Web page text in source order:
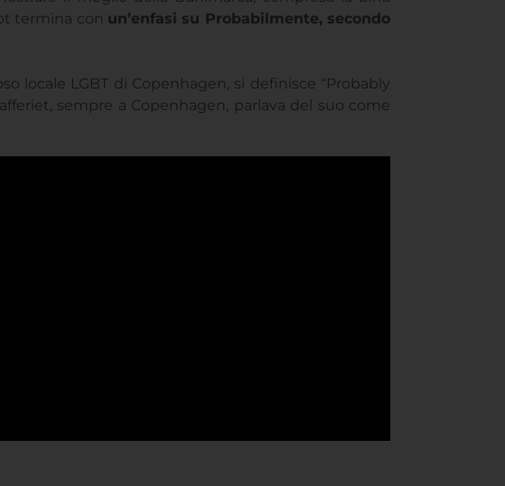
termina con un’enfasi su Probabilmente, secondo
locale LGBT di Copenhagen, si definisce “Probably
sempre a Copenhagen, parlava del suo come